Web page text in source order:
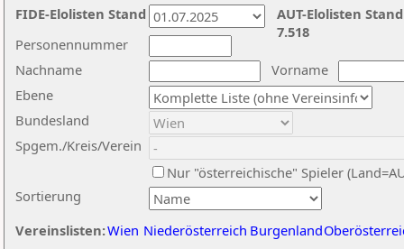
Nachname
Vorname
Ebene
Sortierung
Personennummer
Bundesland
Spgem./Kreis/Verein
Nur "österreichische" Spieler
Vereinslisten:Wien Niederösterreich Burgenland
AUT-Elolisten
7.518
FIDE-Elolisten Stand